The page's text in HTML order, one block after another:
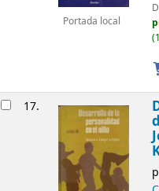
Portada local
17.